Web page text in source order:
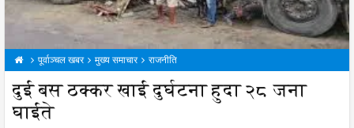
पूर्वाञ्चल खबर मुख्य समाचार राजनीति
दुई बस ठक्कर खाई दुर्घटना हुदा २८ जना
घाईते